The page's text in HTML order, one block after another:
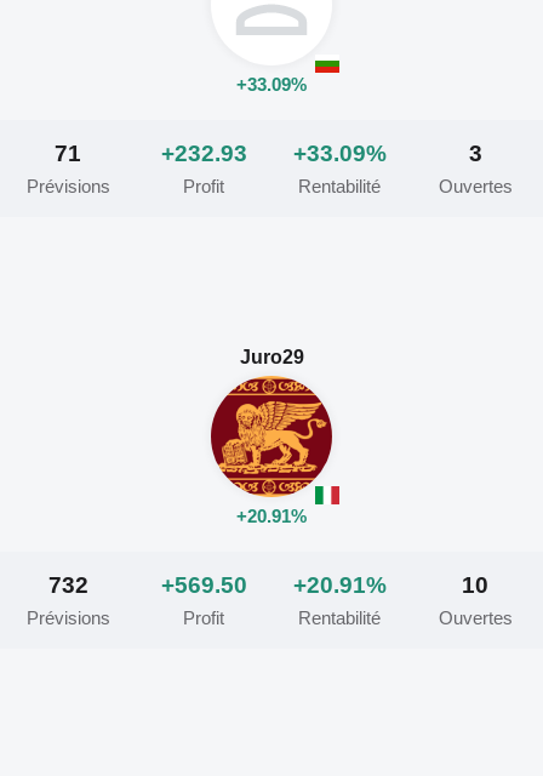
+33.09%
71
Prévisions
+232.93
Profit
+33.09%
Rentabilité
3
Ouvertes
Juro29
+20.91%
732
Prévisions
+569.50
Profit
+20.91%
Rentabilité
10
Ouvertes